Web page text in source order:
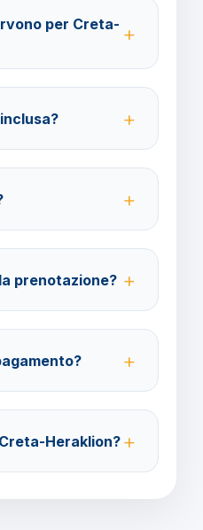
facoltativa è
del 100%.
per Creta-
mediche e
o tramite il sito
prenotazione?
costo di 70 euro a
saldo 30 giorni
Heraklion?